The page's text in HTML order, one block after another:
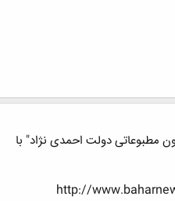
مطبوعاتی دولت احمدی نژاد" با
http://